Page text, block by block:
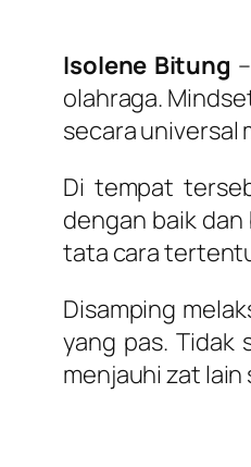
Isolene Bitung
olahraga.
secara universal
Di tempat
dengan baik
tata cara
Disamping
yang pas. Tidak
menjauhi zat